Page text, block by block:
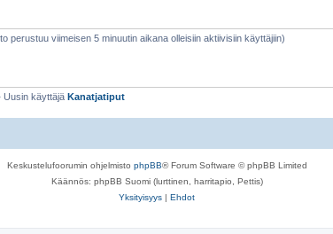
perustuu viimeisen 5 minuutin aikana olleisiin aktiivisiin käyttäjiin)
Uusin käyttäjä Kanatjatiput
Keskustelufoorumin ohjelmisto phpBB® Forum Software © phpBB Limited
Käännös: phpBB Suomi (lurttinen, harritapio, Pettis)
Yksityisyys | Ehdot